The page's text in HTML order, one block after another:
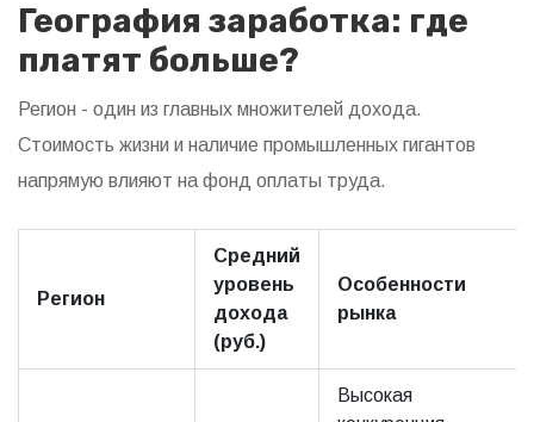
География заработка: где
платят больше?
Регион - один из главных множителей дохода.
Стоимость жизни и наличие промышленных гигантов
напрямую влияют на фонд оплаты труда.
Регион
Средний
уровень
дохода
(руб.)
Особенности
рынка
Высокая